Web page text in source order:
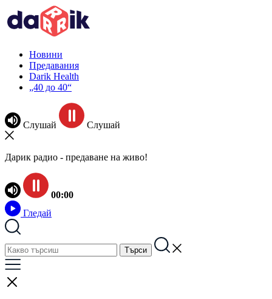
Новини
Предавания
Darik Health
„40 до 40“
Слушай Слушай
Дарик радио - предаване на живо!
00:00
Гледай